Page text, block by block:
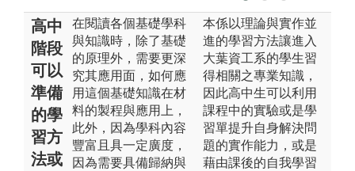
高中
階段
可以
準備
的學
習方
法或
在閱讀各個基礎學科
與知識時，除了基礎
的原理外，需要更深
究其應用面，如何應
用這個基礎知識在材
料的製程與應用上，
此外，因為學科內容
豐富且具一定廣度，
因為需要具備歸納與
本係以理論與實作並
進的學習方法讓進入
大葉資工系的學生習
得相關之專業知識，
因此高中生可以利用
課程中的實驗或是學
習單提升自身解決問
題的實作能力，或是
藉由課後的自我學習